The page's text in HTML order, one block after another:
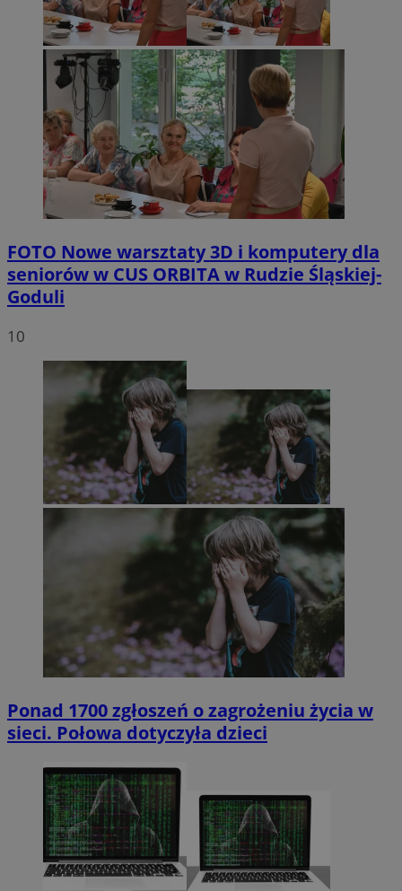
FOTO Nowe warsztaty 3D i komputery dla
seniorów w CUS ORBITA w Rudzie Śląskiej-
Goduli
10
Ponad 1700 zgłoszeń o zagrożeniu życia w
sieci. Połowa dotyczyła dzieci